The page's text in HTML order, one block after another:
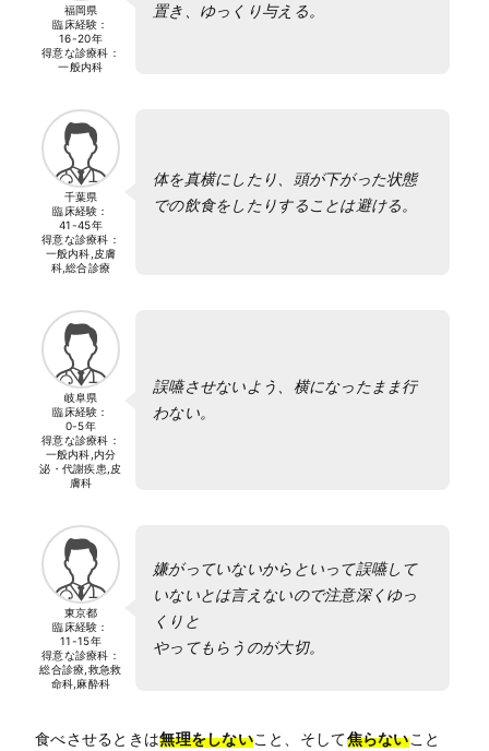
福岡県
臨床経験：
16-20年
得意な診療科：
一般内科
置き、ゆっくり与える。
千葉県
臨床経験：
41-45年
得意な診療科：
一般内科,皮膚
科,総合診療
体を真横にしたり、頭が下がった状態
での飲食をしたりすることは避ける。
岐阜県
臨床経験：
0-5年
得意な診療科：
一般内科,内分
泌・代謝疾患,皮
膚科
誤嚥させないよう、横になったまま行
わない。
東京都
臨床経験：
11-15年
得意な診療科：
総合診療,救急救
命科,麻酔科
嫌がっていないからといって誤嚥して
いないとは言えないので注意深くゆっ
くりと
やってもらうのが大切。
食べさせるときは無理をしないこと、そして焦らないこと